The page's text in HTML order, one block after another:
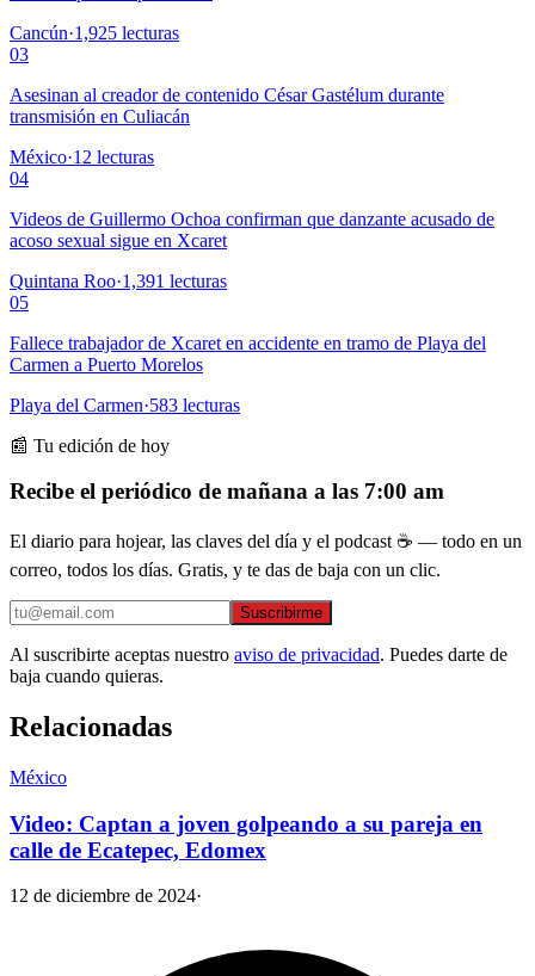
Cancún·1,925 lecturas
03
Asesinan al creador de contenido César Gastélum durante
transmisión en Culiacán
México·12 lecturas
04
Videos de Guillermo Ochoa confirman que danzante acusado de
acoso sexual sigue en Xcaret
Quintana Roo·1,391 lecturas
05
Fallece trabajador de Xcaret en accidente en tramo de Playa del
Carmen a Puerto Morelos
Playa del Carmen·583 lecturas
📰 Tu edición de hoy
Recibe el periódico de mañana a las 7:00 am
El diario para hojear, las claves del día y el podcast ☕ — todo en un
correo, todos los días. Gratis, y te das de baja con un clic.
Suscribirme
Al suscribirte aceptas nuestro aviso de privacidad. Puedes darte de
baja cuando quieras.
Relacionadas
México
Video: Captan a joven golpeando a su pareja en
calle de Ecatepec, Edomex
12 de diciembre de 2024·